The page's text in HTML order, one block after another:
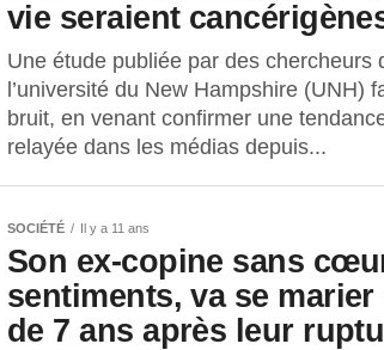
vie seraient
Une étude publiée par des chercheurs
l’université du New Hampshire (UNH)
bruit, en venant confirmer une
relayée dans les médias depuis...
SOCIÉTÉ Il y a 11 ans
Son ex-copine sans
sentiments, va se
de 7 ans après leur